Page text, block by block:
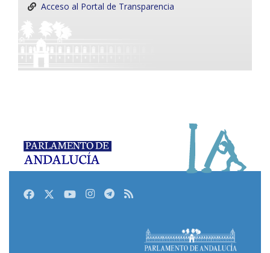
Acceso al Portal de Transparencia
FacebookTwitterYoutubeInstagram
Telegram
RSS